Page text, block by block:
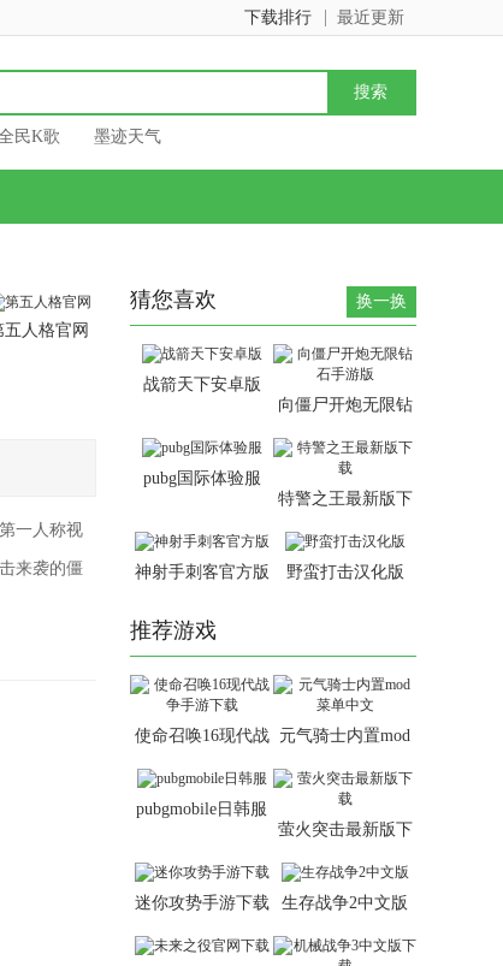
最近更新
下载排行
民K歌 墨迹天气
五人格官网
一人称视
来袭的僵
猜您喜欢 换一换
战箭天下安卓版
向僵尸开炮无限钻
pubg国际体验服
特警之王最新版下
神射手刺客官方版 野蛮打击汉化版
推荐游戏
使命召唤16现代战
元气骑士内置mod
pubgmobile日韩服
萤火突击最新版下
迷你攻势手游下载 生存战争2中文版